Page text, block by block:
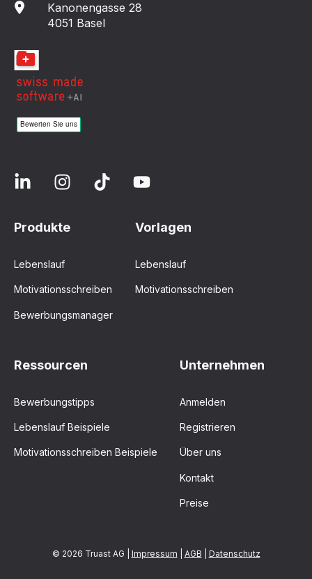
Kanonengasse 28
4051 Basel
Produkte
Lebenslauf
Motivationsschreiben
Bewerbungsmanager
Vorlagen
Lebenslauf
Motivationsschreiben
Ressourcen
Bewerbungstipps
Lebenslauf Beispiele
Motivationsschreiben Beispiele
Unternehmen
Anmelden
Registrieren
Über uns
Kontakt
Preise
© 2026 Truast AG | Impressum AGB Datenschutz